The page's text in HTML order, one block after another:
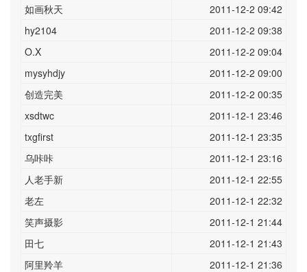
如画秋天
2011-12-2 09:42
hy2104
2011-12-2 09:38
O.X
2011-12-2 09:04
mysyhdjy
2011-12-2 09:00
创造完美
2011-12-2 00:35
xsdtwc
2011-12-1 23:46
txgfirst
2011-12-1 23:35
乌咔咔
2011-12-1 23:16
人老手新
2011-12-1 22:55
老左
2011-12-1 22:32
笑声摄影
2011-12-1 21:44
田七
2011-12-1 21:43
阿里羚羊
2011-12-1 21:36